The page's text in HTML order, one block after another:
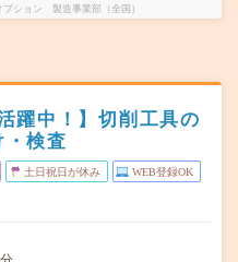
ション 製造事業部（全国）
躍中！】切削工具の
検査
土日祝日が休み WEB登録OK